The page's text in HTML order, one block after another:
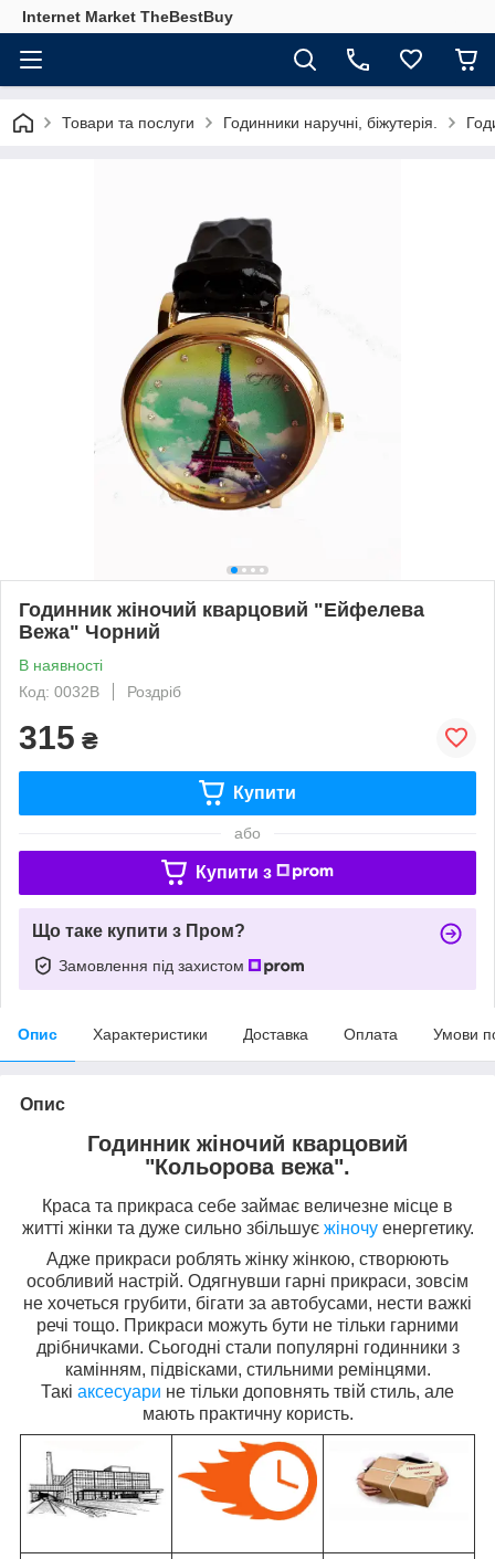
Internet Market TheBestBuy
Товари та послуги Годинники наручні, біжутерія.
Годинник жіночий кварцовий "Ейфелева
Вежа" Чорний
В наявності
Код: 0032B
Роздріб
315 ₴
Купити
або
Купити з
Що таке купити з Пром?
Замовлення під захистом
Опис Характеристики Доставка Оплата Умови
Опис
Годинник жіночий кварцовий
"Кольорова вежа".
Краса та прикраса себе займає величезне місце в
житті жінки та дуже сильно збільшує жіночуенергетику.
Адже прикраси роблять жінку жінкою, створюють
особливий настрій. Одягнувши гарні прикраси, зовсім
не хочеться грубити, бігати за автобусами, нести важкі
речі тощо. Прикраси можуть бути не тільки гарними
дрібничками. Сьогодні стали популярні годинники з
камінням, підвісками, стильними ремінцями.
Такі аксесуари не тільки доповнять твій стиль, але
мають практичну користь.